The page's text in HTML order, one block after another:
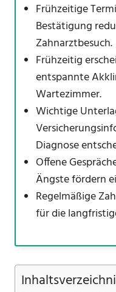
Frühzeitige
Bestätigung
Zahnarztbesuch.
Frühzeitig
entspannte
Wartezimmer.
Wichtige
Diagnose
Offene
Ängste fördern
Regelmäßige
für die